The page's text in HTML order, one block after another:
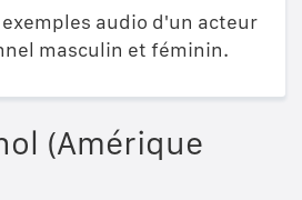
exemples audio d'un acteur
masculin et féminin.
(Amérique